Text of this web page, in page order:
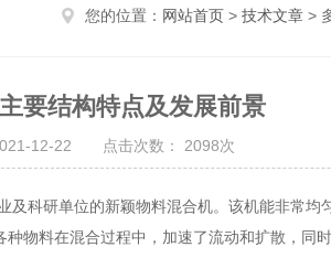
您的位置： 网站首页 > 技术文章 >
要结构特点及发展前景
12-22 点击次数： 2098次
及科研单位的新颖物料混合机。该机能非常均
物料在混合过程中，加速了流动和扩散，同